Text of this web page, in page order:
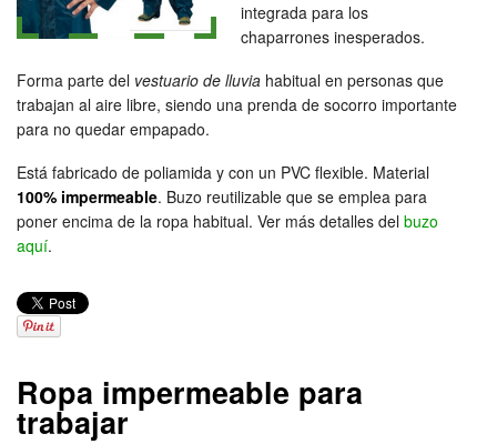
integrada para los
chaparrones inesperados.
Forma parte del vestuario de lluvia habitual en personas que
trabajan al aire libre, siendo una prenda de socorro importante
para no quedar empapado.
Está fabricado de poliamida y con un PVC flexible. Material
100% impermeable. Buzo reutilizable que se emplea para
poner encima de la ropa habitual. Ver más detalles del buzo
aquí.
Ropa impermeable para
trabajar